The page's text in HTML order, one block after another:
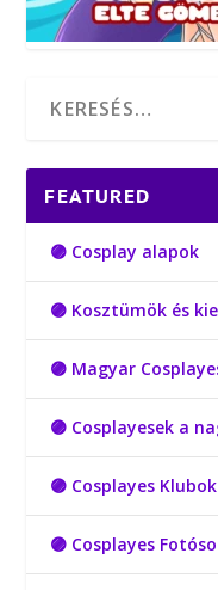
FEATURED
🟣 Cosplay alapok
🟣 Kosztümök és
🟣 Magyar
🟣 Cosplayesek a
🟣 Cosplayes Klubok
🟣 Cosplayes